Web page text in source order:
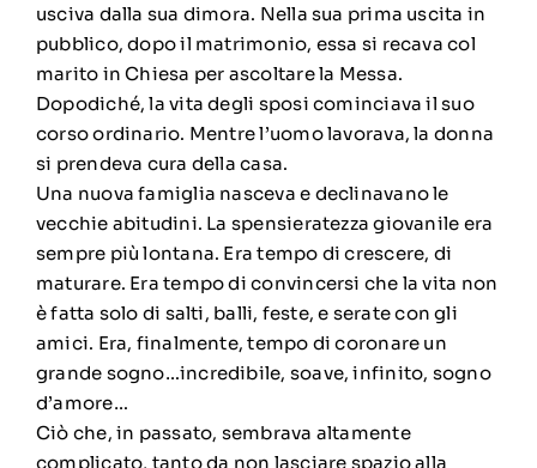
usciva dalla sua dimora. Nella sua prima uscita in
pubblico, dopo il matrimonio, essa si recava col
marito in Chiesa per ascoltare la Messa.
Dopodiché, la vita degli sposi cominciava il suo
corso ordinario. Mentre l’uomo lavorava, la donna
si prendeva cura della casa.
Una nuova famiglia nasceva e declinavano le
vecchie abitudini. La spensieratezza giovanile era
sempre più lontana. Era tempo di crescere, di
maturare. Era tempo di convincersi che la vita non
è fatta solo di salti, balli, feste, e serate con gli
amici. Era, finalmente, tempo di coronare un
grande sogno…incredibile, soave, infinito, sogno
d’amore…
Ciò che, in passato, sembrava altamente
complicato, tanto da non lasciare spazio alla